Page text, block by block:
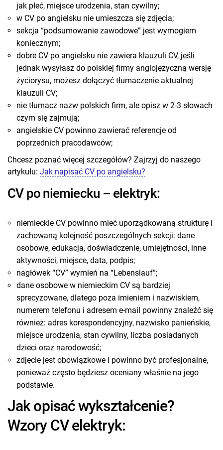
jak płeć, miejsce urodzenia, stan cywilny;
w CV po angielsku nie umieszcza się zdjęcia;
sekcja “podsumowanie zawodowe” jest wymogiem
koniecznym;
dobre CV po angielsku nie zawiera klauzuli CV, jeśli
jednak wysyłasz do polskiej firmy anglojęzyczną wersję
życiorysu, możesz dołączyć tłumaczenie aktualnej
klauzuli CV;
nie tłumacz nazw polskich firm, ale opisz w 2-3 słowach
czym się zajmują;
angielskie CV powinno zawierać referencje od
poprzednich pracodawców;
Chcesz poznać więcej szczegółów? Zajrzyj do naszego
artykułu: Jak napisać CV po angielsku?
CV po niemiecku – elektryk:
niemieckie CV powinno mieć uporządkowaną strukturę i
zachowaną kolejność poszczególnych sekcji: dane
osobowe, edukacja, doświadczenie, umiejętności, inne
aktywności, miejsce, data, podpis;
nagłówek “CV” wymień na “Lebenslauf”;
dane osobowe w niemieckim CV są bardziej
sprecyzowane, dlatego poza imieniem i nazwiskiem,
numerem telefonu i adresem e-mail powinny znaleźć się
również: adres korespondencyjny, nazwisko panieńskie,
miejsce urodzenia, stan cywilny, liczba posiadanych
dzieci oraz narodowość;
zdjęcie jest obowiązkowe i powinno być profesjonalne,
ponieważ często będziesz oceniany właśnie na jego
podstawie.
Jak opisać wykształcenie?
Wzory CV elektryk: